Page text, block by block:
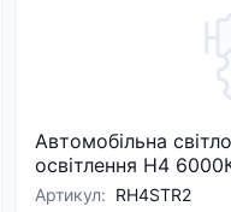
Автомобільна
освітлення H4
Артикул: RH4STR2